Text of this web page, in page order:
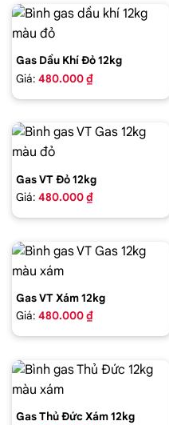
Gas Dầu Khí Đỏ 12kg
Giá: 480.000 ₫
Gas VT Đỏ 12kg
Giá: 480.000 ₫
Gas VT Xám 12kg
Giá: 480.000 ₫
Gas Thủ Đức Xám 12kg